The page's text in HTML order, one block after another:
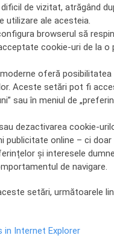
de vizitat, atrăgând
utilizare ale acesteia.
browserul să
cookie-uri de la o
oferă posibilitatea
Aceste setări pot fi
sau în meniul de
dezactivarea cookie-
publicitate online – ci
și interesele
de navigare.
setări, următoarele
in Internet Explorer